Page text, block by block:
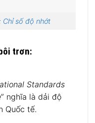
Chỉ số độ nhớt
trơn:
Standards
” nghĩa là dải độ
Quốc tế.